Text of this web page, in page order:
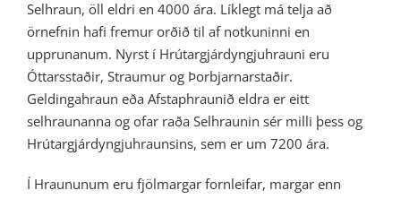
Selhraun, öll eldri en 4000 ára. Líklegt má telja að
örnefnin hafi fremur orðið til af notkuninni en
upprunanum. Nyrst í Hrútargjárdyngjuhrauni eru
Óttarsstaðir, Straumur og Þorbjarnarstaðir.
Geldingahraun eða Afstaphraunið eldra er eitt
selhraunanna og ofar raða Selhraunin sér milli þess og
Hrútargjárdyngjuhraunsins, sem er um 7200 ára.
Í Hraununum eru fjölmargar fornleifar, margar enn